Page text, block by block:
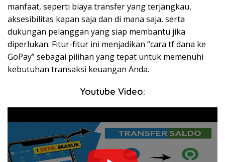
manfaat, seperti biaya transfer yang terjangkau,
aksesibilitas kapan saja dan di mana saja, serta
dukungan pelanggan yang siap membantu jika
diperlukan. Fitur-fitur ini menjadikan “cara tf dana ke
GoPay” sebagai pilihan yang tepat untuk memenuhi
kebutuhan transaksi keuangan Anda.
Youtube Video: